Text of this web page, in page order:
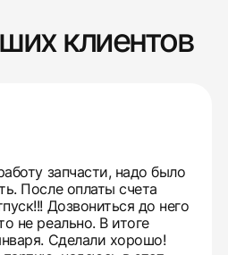
клиентов
запчасти, надо было
После оплаты счета
Дозвониться до него
не реально. В итоге
Сделали хорошо!